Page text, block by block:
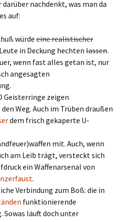
nachdenkt, was man da
auf:
würde eine realistischer
in Deckung hechten lassen.
wenn fast alles getan ist, nur
angesagten
Geisterringe zeigen
den Weg. Auch im Trüben draußen
dem frisch gekaperte U-
mit. Auch, wenn
am Leib trägt, versteckt sich
ein Waffenarsenal von
.
Verbindung zum Boß: die in
funktionierende
Sowas läuft doch unter